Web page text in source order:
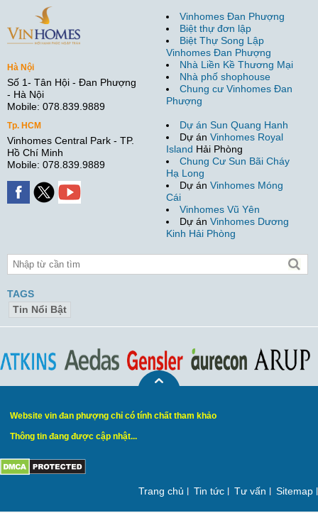
Hà Nội
Số 1- Tân Hội - Đan Phượng
- Hà Nội
Mobile: 078.839.9889
Tp. HCM
Vinhomes Central Park - TP.
Hồ Chí Minh
Mobile: 078.839.9889
Vinhomes Đan Phượng
Biệt thự đơn lập
Biệt Thự Song Lập
Vinhomes Đan Phượng
Nhà Liền Kề Thương Mại
Nhà phố shophouse
Chung cư Vinhomes Đan
Phượng
Dự án Sun Quang Hanh
Dự án Vinhomes Royal
Island Hải Phòng
Chung Cư Sun Bãi Cháy
Hạ Long
Dự án Vinhomes Móng
Cái
Vinhomes Vũ Yên
Dự án Vinhomes Dương
Kinh Hải Phòng
TAGS
Tin Nổi Bật
Website vin đan phượng chỉ có tính chất tham khảo
Thông tin đang được cập nhật...
Trang chủ Tin tức Tư vấn Sitemap